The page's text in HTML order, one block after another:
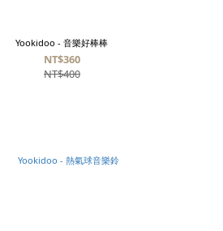
Yookidoo - 音樂好棒棒
NT$360
NT$400